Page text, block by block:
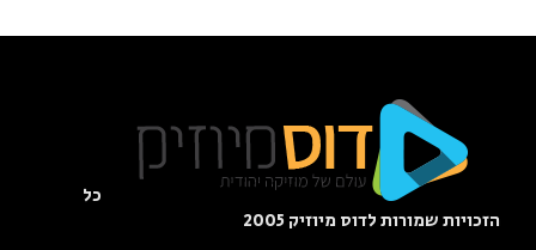
כל
הזכויות שמורות לדוס מיוזיק 2005